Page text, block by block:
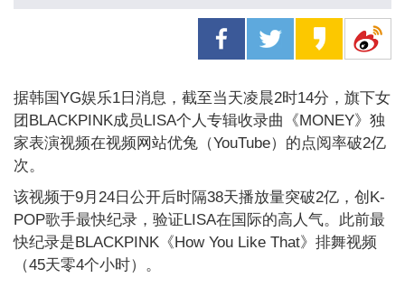
据韩国YG娱乐1日消息，截至当天凌晨2时14分，旗下女
团BLACKPINK成员LISA个人专辑收录曲《MONEY》独
家表演视频在视频网站优兔（YouTube）的点阅率破2亿
次。
该视频于9月24日公开后时隔38天播放量突破2亿，创K-
POP歌手最快纪录，验证LISA在国际的高人气。此前最
快纪录是BLACKPINK《How You Like That》排舞视频
（45天零4个小时）。